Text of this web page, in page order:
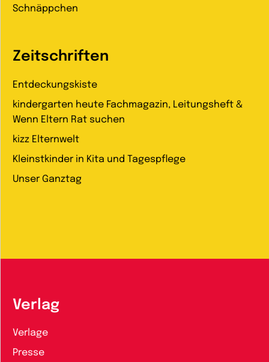
Schnäppchen
Zeitschriften
Entdeckungskiste
kindergarten heute Fachmagazin, Leitungsheft &
Wenn Eltern Rat suchen
kizz Elternwelt
Kleinstkinder in Kita und Tagespflege
Unser Ganztag
Verlag
Verlage
Presse